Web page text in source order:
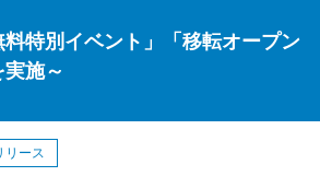
料特別イベント」「移転オープン
施～
リース